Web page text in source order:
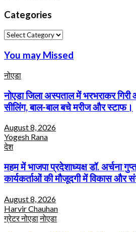
Categories
Categories
You may Missed
नोएडा
नोएडा जिला अस्पताल में भरभराकर
सीलिंग, बाल-बाल बचे मरीज और स्टाफ।
August 8, 2026
Yogesh Rana
देश
महम में भाजपा प्रदेशाध्यक्ष डॉ. अर्चना
कार्यकर्ताओं की मौजूदगी में विकास और
August 8, 2026
Harvir Chauhan
ग्रेटर नोएडानोएडा